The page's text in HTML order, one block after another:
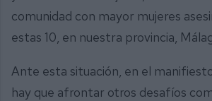
comunidad con mayor mujeres
estas 10, en nuestra provincia,
Ante esta situación, en el
hay que afrontar otros desafíos